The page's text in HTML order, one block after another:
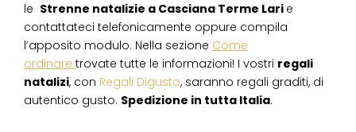
le Strenne natalizie a Casciana Terme Lari e
contattateci telefonicamente oppure compila
l’apposito modulo. Nella sezione Come
ordinare trovate tutte le informazioni! I vostri regali
natalizi, con Regali Digusto, saranno regali graditi, di
autentico gusto. Spedizione in tutta Italia.